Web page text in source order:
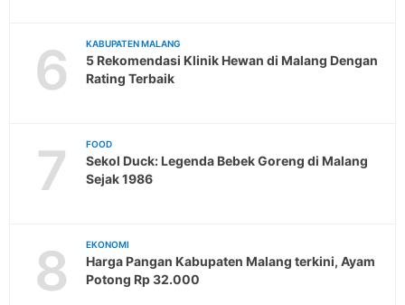
6 KABUPATEN MALANG
5 Rekomendasi Klinik Hewan di Malang Dengan
Rating Terbaik
7 FOOD
Sekol Duck: Legenda Bebek Goreng di Malang
Sejak 1986
8 EKONOMI
Harga Pangan Kabupaten Malang terkini, Ayam
Potong Rp 32.000